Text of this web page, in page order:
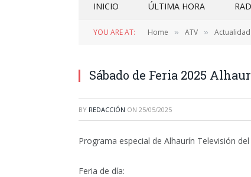
INICIO ÚLTIMA HORA
YOU ARE AT: Home » ATV » Actualidad
Sábado de Feria 2025
BY REDACCIÓN ON 25/05/2025
Programa especial de Alhaurín Televisión
Feria de día: